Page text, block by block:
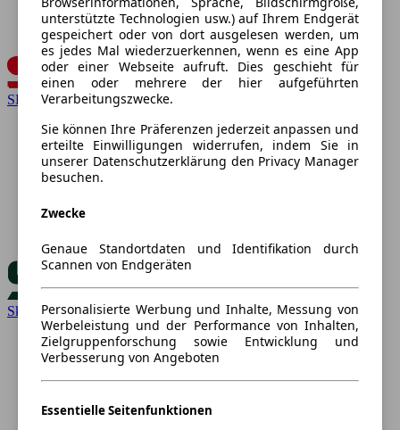
SEAT
Skoda
unterstützte Technologien usw.) auf Ihrem Endgerät
gespeichert oder von dort ausgelesen werden, um
es jedes Mal wiederzuerkennen, wenn es eine App
oder einer Webseite aufruft. Dies geschieht für
einen oder mehrere der hier aufgeführten
Verarbeitungszwecke.
Sie können Ihre Präferenzen jederzeit anpassen und
erteilte Einwilligungen widerrufen, indem Sie in
unserer Datenschutzerklärung den Privacy Manager
besuchen.
Zwecke
Genaue Standortdaten und Identifikation durch
Scannen von Endgeräten
Personalisierte Werbung und Inhalte, Messung von
Werbeleistung und der Performance von Inhalten,
Zielgruppenforschung sowie Entwicklung und
Verbesserung von Angeboten
Essentielle Seitenfunktionen